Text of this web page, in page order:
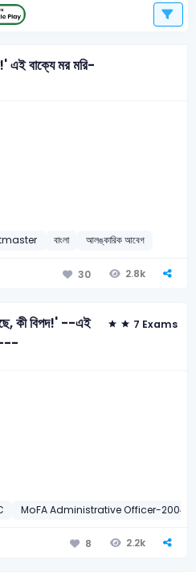
এই বাক্যে মর মরি-
বাংলা আলঙ্কারিক আবেগ
30 2.8k
কী বিপদ!' --এই
7 Exams
MoFA Administrative Officer-2004
8 2.2k